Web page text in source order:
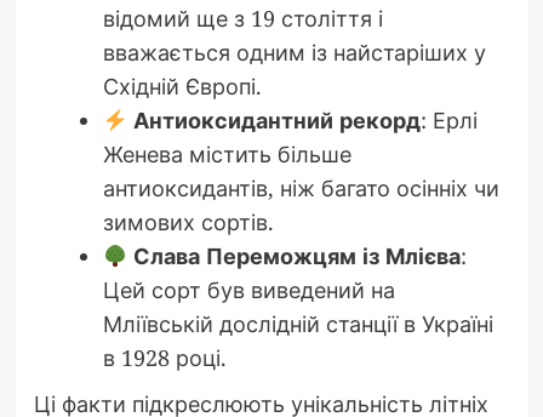
відомий ще з 19 століття і
вважається одним із найстаріших у
Східній Європі.
Антиоксидантний рекорд: Ерлі
Женева містить більше
антиоксидантів, ніж багато осінніх чи
зимових сортів.
Слава Переможцям із Млієва:
Цей сорт був виведений на
Мліївській дослідній станції в Україні
в 1928 році.
Ці факти підкреслюють унікальність літніх